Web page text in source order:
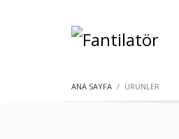
ANA SAYFA ÜRÜNLER